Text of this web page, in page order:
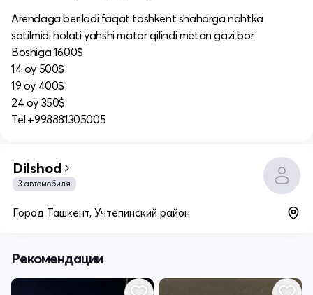
Arendaga beriladi faqat toshkent shaharga nahtka
sotilmidi holati yahshi mator qilindi metan gazi bor
Boshiga 1600$
14 oy 500$
19 oy 400$
24 oy 350$
Tel:+998881305005
Dilshod
3 автомобиля
Город Ташкент, Учтепинский район
Рекомендации